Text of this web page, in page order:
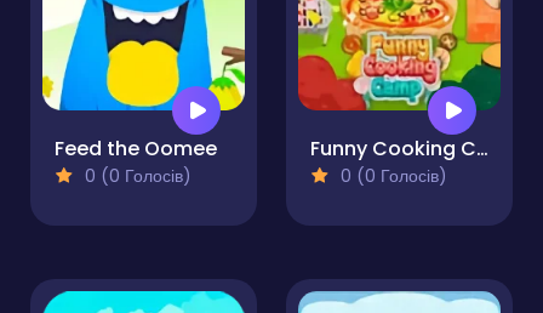
Feed the Oomee
0 (0 Голосів)
Funny Cooking Camp
0 (0 Голосів)